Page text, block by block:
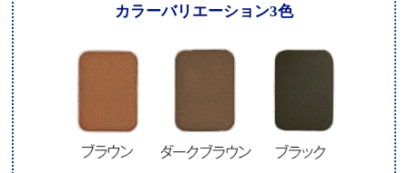
カラーバリエーション3色